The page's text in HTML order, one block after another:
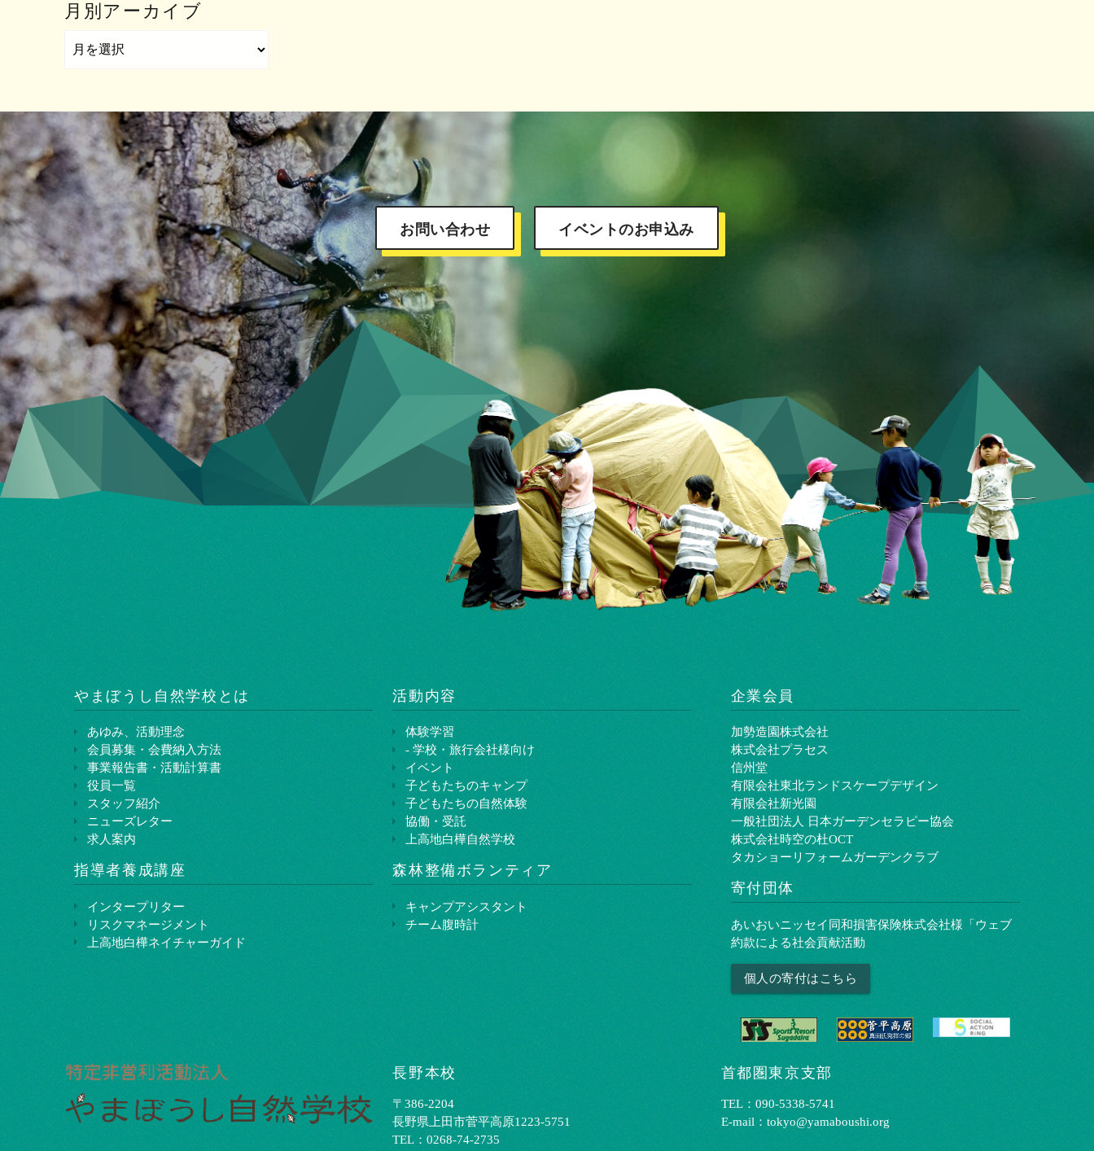
月別アーカイブ
お問い合わせ イベントのお申込み
やまぼうし⾃然学校とは
あゆみ、活動理念
会員募集・会費納入方法
事業報告書・活動計算書
役員一覧
スタッフ紹介
ニューズレター
求人案内
活動内容
体験学習
- 学校・旅行会社様向け
イベント
子どもたちのキャンプ
子どもたちの自然体験
協働・受託
上高地白樺自然学校
指導者養成講座
インタープリター
リスクマネージメント
上⾼地⽩樺ネイチャーガイド
森林整備ボランティア
キャンプアシスタント
チーム腹時計
企業会員
加勢造園株式会社
株式会社プラセス
信州堂
有限会社東北ランドスケープデザイン
有限会社新光園
一般社団法人 日本ガーデンセラピー協会
株式会社時空の杜OCT
タカショーリフォームガーデンクラブ
寄付団体
あいおいニッセイ同和損害保険株式会社様「ウェブ
約款による社会貢献活動
個人の寄付はこちら
長野本校
〒386-2204
⻑野県上⽥市菅平⾼原1223-5751
TEL：0268-74-2735
首都圏東京支部
TEL：090-5338-5741
E-mail：tokyo@yamaboushi.org